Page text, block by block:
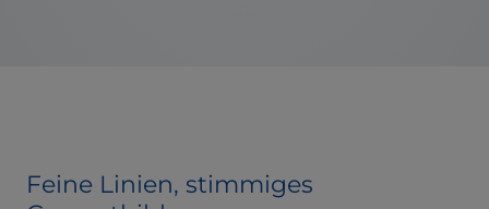
Feine Linien, stimmiges